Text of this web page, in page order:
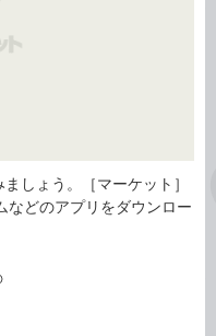
しょう。［マーケット］
などのアプリをダウンロー